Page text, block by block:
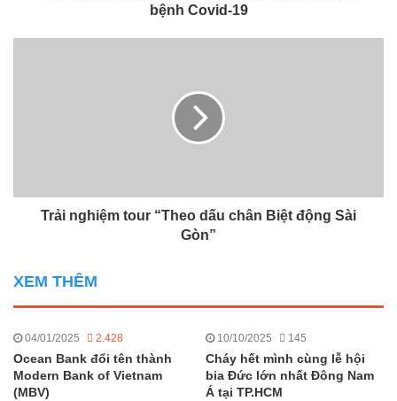
bệnh Covid-19
Trải nghiệm tour “Theo dấu chân Biệt động Sài
Gòn”
XEM THÊM
04/01/2025 2.428
Ocean Bank đổi tên thành
Modern Bank of Vietnam
(MBV)
10/10/2025 145
Cháy hết mình cùng lễ hội
bia Đức lớn nhất Đông Nam
Á tại TP.HCM